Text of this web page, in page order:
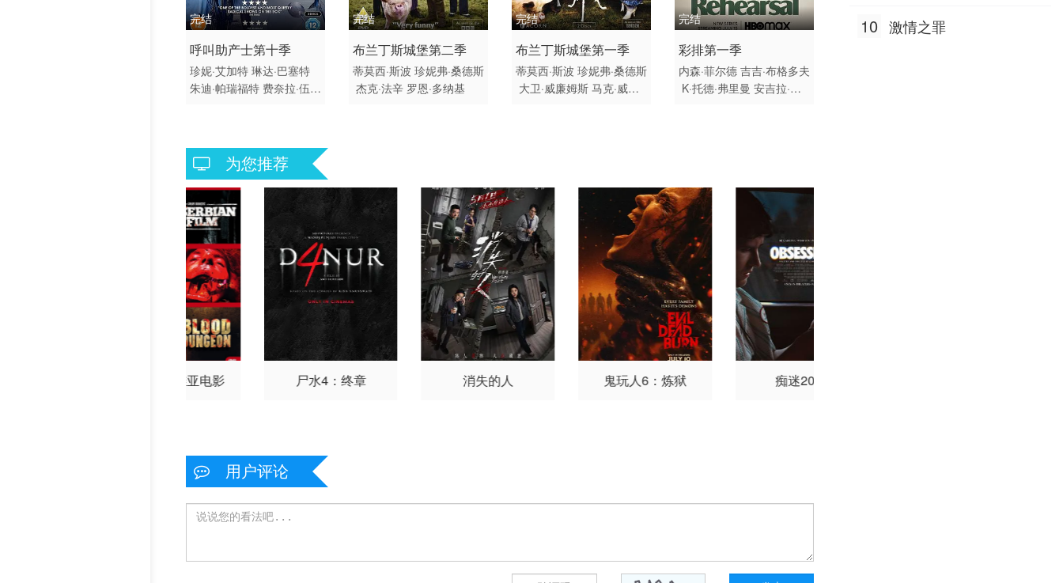
完结
2021 / 英国 / 英语
剧情 历史 欧美
呼叫助产士第十季
珍妮·艾加特 琳达·巴塞特
朱迪·帕瑞福特 费奈拉·伍尔
夫·珀瑞斯 安娜贝勒艾裴逊
珍妮弗·柯比 乔治·格伦
完结
2014 / 英国 / 英语
剧情 欧美
布兰丁斯城堡第二季
蒂莫西·斯波 珍妮弗·桑德斯
杰克·法辛 罗恩·多纳基
完结
2013 / 英国 / 英语
喜剧 古装 欧美
布兰丁斯城堡第一季
蒂莫西·斯波 珍妮弗·桑德斯
大卫·威廉姆斯 马克·威廉
完结
2022 / 美国 / 英语
喜剧 纪录片 欧美
彩排第一季
内森·菲尔德 吉吉·布格多夫
K·托德·弗里曼 安吉拉·桑
兹 维尔玛·奥尔蒂斯·多诺万
托尼·内申
查理·切尔曼
拉·费尔德曼
奥黛丽·加尔文
罗根·桑切斯
派瑞·诺兰·伍
德 艾萨克·兰博 文森特·切
法卢 索耶·J·贝尔
卢克·曼
宁·盖尔
尼科·克里姆特
姆斯·奥尼尔 杰尼·贝克
侬·奥弗林
基顿·菲尔德
妮弗·科埃
安德烈埃·安德森
里夫·霍顿
大卫·S·郑
为您推荐
一部塞尔维亚电影 尸水4：终章 消失的人 鬼玩人6：炼狱 痴迷2025
用户评论
10 激情之罪